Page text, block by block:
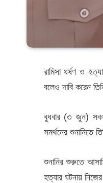
রামিসা ধর্ষণ ও
বলেও দাবি করেন
বুধবার (৩ জুন)
সমর্থনের শুনানিতে
শুনানির শুরুতে
হত্যার ঘটনায়